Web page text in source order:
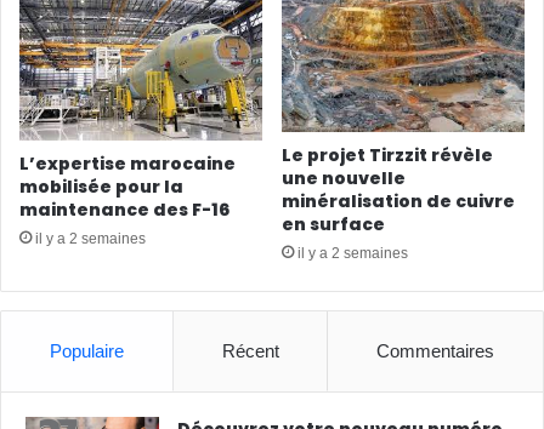
L’expertise marocaine
mobilisée pour la
maintenance des F-16
il y a 2 semaines
Le projet Tirzzit révèle
une nouvelle
minéralisation de cuivre
en surface
il y a 2 semaines
Populaire Récent Commentaires